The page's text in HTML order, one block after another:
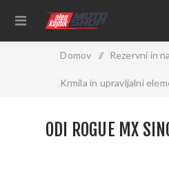
Domov / Rezervni in
Krmila in upravljalni
ODI ROGUE MX